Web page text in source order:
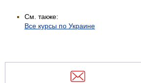
См. также:
Все курсы по Украине